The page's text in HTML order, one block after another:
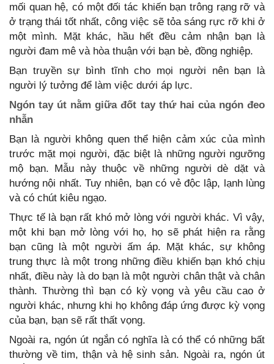
mối quan hệ, có một đối tác khiến bạn trông rạng rỡ và
ở trạng thái tốt nhất, công việc sẽ tỏa sáng rực rỡ khi ở
một mình. Mặt khác, hầu hết đều cảm nhận bạn là
người đam mê và hòa thuận với bạn bè, đồng nghiệp.
Bạn truyền sự bình tĩnh cho mọi người nên bạn là
người lý tưởng để làm việc dưới áp lực.
Ngón tay út nằm giữa đốt tay thứ hai của ngón đeo
nhẫn
Bạn là người không quen thể hiện cảm xúc của mình
trước mặt mọi người, đặc biệt là những người ngưỡng
mộ bạn. Mẫu này thuộc về những người dè dặt và
hướng nội nhất. Tuy nhiên, bạn có vẻ độc lập, lạnh lùng
và có chút kiêu ngạo.
Thực tế là bạn rất khó mở lòng với người khác. Vì vậy,
một khi bạn mở lòng với họ, họ sẽ phát hiện ra rằng
bạn cũng là một người ấm áp. Mặt khác, sự không
trung thực là một trong những điều khiến bạn khó chịu
nhất, điều này là do bạn là một người chân thật và chân
thành. Thường thì bạn có kỳ vọng và yêu cầu cao ở
người khác, nhưng khi họ không đáp ứng được kỳ vọng
của bạn, bạn sẽ rất thất vọng.
Ngoài ra, ngón út ngắn có nghĩa là có thể có những bất
thường về tim, thận và hệ sinh sản. Ngoài ra, ngón út